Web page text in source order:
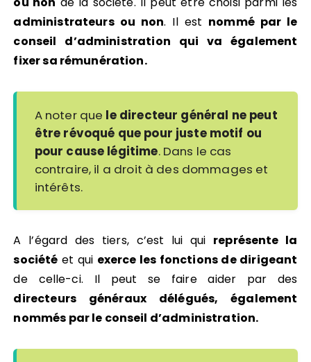
administrateurs ou non. Il est nommé par le
conseil d’administration qui va également
fixer sa rémunération.
A noter que le directeur général ne peut
être révoqué que pour juste motif ou
pour cause légitime. Dans le cas
contraire, il a droit à des dommages et
intérêts.
A l’égard des tiers, c’est lui qui représente la
société et qui exerce les fonctions de dirigeant
de celle-ci. Il peut se faire aider par des
directeurs généraux délégués, également
nommés par le conseil d’administration.